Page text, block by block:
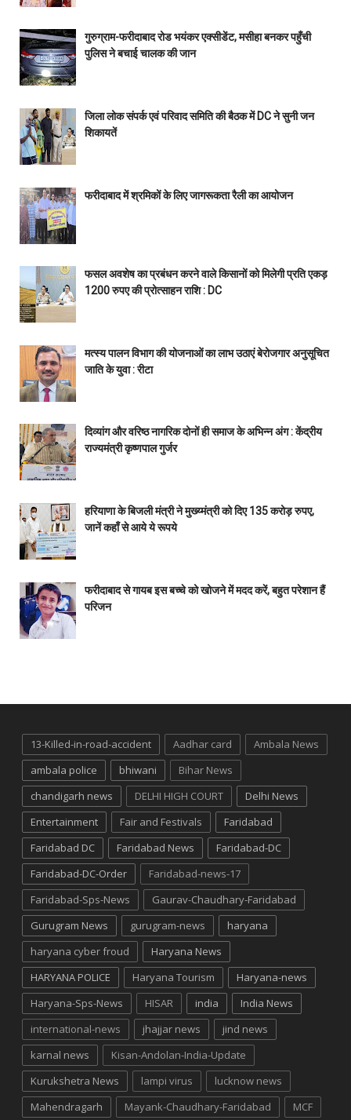
गुरुग्राम-फरीदाबाद रोड भयंकर एक्सीडेंट, मसीहा बनकर पहुँची
पुलिस ने बचाई चालक की जान
जिला लोक संपर्क एवं परिवाद समिति की बैठक में DC ने सुनी जन
शिकायतें
फरीदाबाद में श्रमिकों के लिए जागरूकता रैली का आयोजन
फसल अवशेष का प्रबंधन करने वाले किसानों को मिलेगी प्रति एकड़
1200 रुपए की प्रोत्साहन राशि : DC
मत्स्य पालन विभाग की योजनाओं का लाभ उठाएं बेरोजगार अनुसूचित
जाति के युवा : रीटा
दिव्यांग और वरिष्ठ नागरिक दोनों ही समाज के अभिन्न अंग : केंद्रीय
राज्यमंत्री कृष्णपाल गुर्जर
हरियाणा के बिजली मंत्री ने मुख्य्मंत्री को दिए 135 करोड़ रुपए,
जानें कहाँ से आये ये रूपये
फरीदाबाद से गायब इस बच्चे को खोजने में मदद करें, बहुत परेशान हैं
परिजन
13-Killed-in-road-accident Aadhar card
Ambala News
ambala police
bhiwani
Bihar News
chandigarh news
DELHI HIGH COURT
Delhi News
Entertainment
Fair and Festivals
Faridabad
Faridabad DC
Faridabad News
Faridabad-DC
Faridabad-DC-Order
Faridabad-news-17
Faridabad-Sps-News
Gaurav-Chaudhary-Faridabad
Gurugram News
gurugram-news
haryana
haryana cyber froud
Haryana News
HARYANA POLICE
Haryana Tourism
Haryana-news
Haryana-Sps-News
HISAR india
India News
international-news
jhajjar news
jind news
karnal news
Kisan-Andolan-India-Update
Kurukshetra News
lampi virus
lucknow news
Mahendragarh
Mayank-Chaudhary-Faridabad MCF